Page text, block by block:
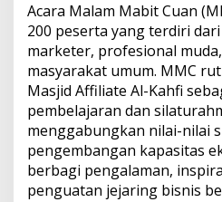
Acara Malam Mabit Cuan
200 peserta yang terdiri
marketer, profesional
masyarakat umum. MMC
Masjid Affiliate Al-Kahfi
pembelajaran dan
menggabungkan nilai-nilai
pengembangan kapasitas
berbagi pengalaman,
penguatan jejaring bisnis